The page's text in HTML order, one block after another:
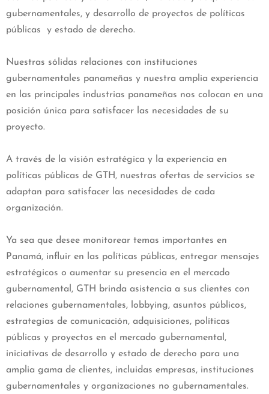
gubernamentales, y desarrollo de proyectos de políticas
públicas y estado de derecho.
Nuestras sólidas relaciones con instituciones
gubernamentales panameñas y nuestra amplia experiencia
en las principales industrias panameñas nos colocan en una
posición única para satisfacer las necesidades de su
proyecto.
A través de la visión estratégica y la experiencia en
políticas públicas de GTH, nuestras ofertas de servicios se
adaptan para satisfacer las necesidades de cada
organización.
Ya sea que desee monitorear temas importantes en
Panamá, influir en las políticas públicas, entregar mensajes
estratégicos o aumentar su presencia en el mercado
gubernamental, GTH brinda asistencia a sus clientes con
relaciones gubernamentales, lobbying, asuntos públicos,
estrategias de comunicación, adquisiciones, políticas
públicas y proyectos en el mercado gubernamental,
iniciativas de desarrollo y estado de derecho para una
amplia gama de clientes, incluidas empresas, instituciones
gubernamentales y organizaciones no gubernamentales.